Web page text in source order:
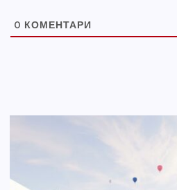
0 КОМЕНТАРИ